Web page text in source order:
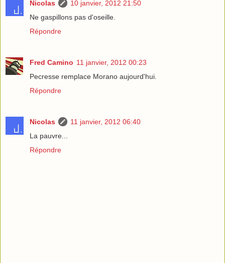
Nicolas
10 janvier, 2012 21:50
Ne gaspillons pas d'oseille.
Répondre
Fred Camino 11 janvier, 2012 00:23
Pecresse remplace Morano aujourd'hui.
Répondre
Nicolas
11 janvier, 2012 06:40
La pauvre...
Répondre